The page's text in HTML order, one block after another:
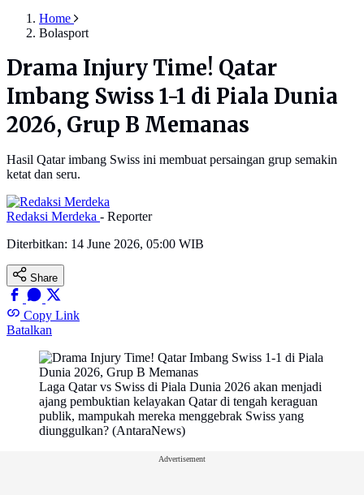
Home
Bolasport
Drama Injury Time! Qatar
Imbang Swiss 1-1 di Piala Dunia
2026, Grup B Memanas
Hasil Qatar imbang Swiss ini membuat persaingan grup semakin
ketat dan seru.
Redaksi Merdeka - Reporter
Diterbitkan: 14 June 2026, 05:00 WIB
Share
Copy Link
Batalkan
Laga Qatar vs Swiss di Piala Dunia 2026 akan menjadi
ajang pembuktian kelayakan Qatar di tengah keraguan
publik, mampukah mereka menggebrak Swiss yang
diunggulkan? (AntaraNews)
Advertisement